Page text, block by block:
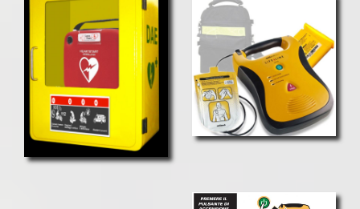
– Grafica su misura
– Sito responsive
– Hosting e dominio incluso in offerta
– Settaggio mail personalizzata
– Cura sui particolari
– Ottimizzazione SEO
– Ottimizzazione per Google
– Report accessi
– Assistenza gratuita
– Formazione all’uso del sito
– Adeguamento alle normative privacy